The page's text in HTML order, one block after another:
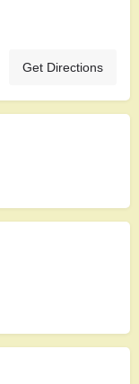
Get Directions